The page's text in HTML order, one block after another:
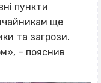
пункти
ще
та загрози.
– пояснив